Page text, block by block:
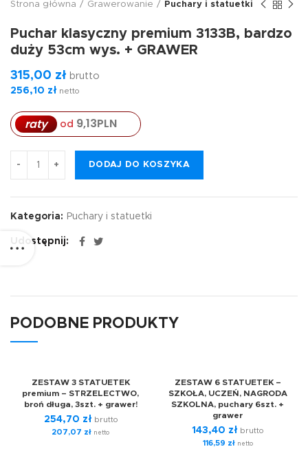
Strona główna Grawerowanie Puchary i statuetki
Puchar klasyczny premium 3133B, bardzo
duży 53cm wys. + GRAWER
315,00 zł brutto
256,10 zł netto
raty od 9,13PLN
DODAJ DO KOSZYKA
Kategoria: Puchary i statuetki
Udostępnij
PODOBNE PRODUKTY
ZESTAW 3 STATUETEK
premium – STRZELECTWO,
broń długa, 3szt. + grawer!
254,70 zł brutto
207,07 zł netto
ZESTAW 6 STATUETEK –
SZKOŁA, UCZEŃ, NAGRODA
SZKOLNA, puchary 6szt. +
grawer
143,40 zł brutto
116,59 złnetto